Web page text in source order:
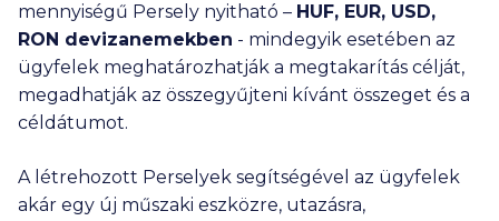
mennyiségű Persely nyitható – HUF, EUR, USD,
RON devizanemekben - mindegyik esetében az
ügyfelek meghatározhatják a megtakarítás célját,
megadhatják az összegyűjteni kívánt összeget és a
céldátumot.
A létrehozott Perselyek segítségével az ügyfelek
akár egy új műszaki eszközre, utazásra,